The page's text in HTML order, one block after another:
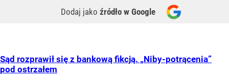
Dodaj jako źródło w Google
Sąd rozprawił się z bankową fikcją. „Niby-potrącenia”
pod ostrzałem